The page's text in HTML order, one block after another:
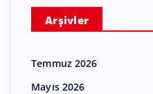
Arşivler
Temmuz 2026
Mayıs 2026